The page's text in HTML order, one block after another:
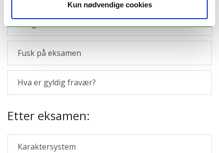
Kun nødvendige cookies
Fusk på eksamen
Hva er gyldig fravær?
Etter eksamen:
Karaktersystem